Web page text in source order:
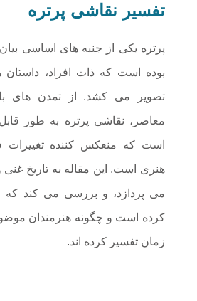
تفسیر نقاشی پرتره
پرتره یکی از جنبه های اساسی
بوده است که ذات افراد، داستان
تصویر می کشد. از تمدن های
معاصر، نقاشی پرتره به طور
است که منعکس کننده تغییرات
هنری است. این مقاله به تاریخ غنی
می پردازد، و بررسی می کند که
کرده است و چگونه هنرمندان
زمان تفسیر کرده اند.